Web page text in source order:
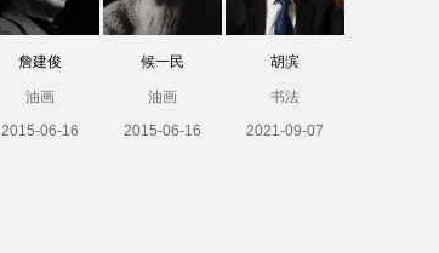
詹建俊
油画
2015-06-16
候一民
油画
2015-06-16
胡滨
书法
2021-09-07